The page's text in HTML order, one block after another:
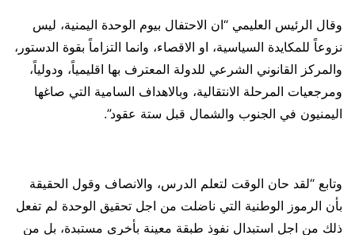
وقال الرئيس العليمي “ان الاحتفال بيوم الوحدة اليمنية، ليس
نزوعاً للمكايدة السياسية، او الاقصاء، وانما التزاماً بقوة الدستور،
والمركز القانوني الشرعي للدولة المعترف بها اقليمياً، ودولياً،
ومرجعيات المرحلة الانتقالية، وبالاهداف السامية التي صاغها
اليمنيون في الجنوب والشمال قبل ستة عقود”.
وتابع “لقد حان الوقت لتعلم الدرس، والانصاف وقول الحقيقة
بأن الرموز الوطنية التي ناضلت من اجل تحقيق الوحدة لم تفعل
ذلك من اجل استبدال نفوذ طبقة معينة بأخرى مستبدة، بل من